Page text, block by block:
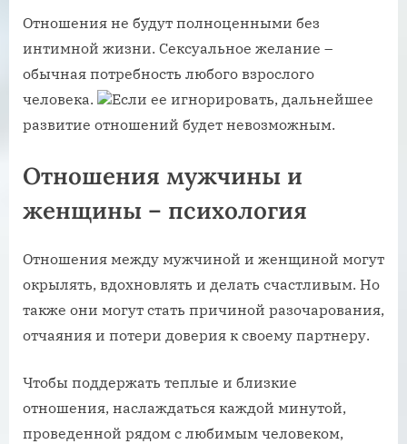
Отношения не будут полноценными без
интимной жизни. Сексуальное желание –
обычная потребность любого взрослого
человека.
Если ее игнорировать, дальнейшее
развитие отношений будет невозможным.
Отношения мужчины и
женщины – психология
Отношения между мужчиной и женщиной могут
окрылять, вдохновлять и делать счастливым. Но
также они могут стать причиной разочарования,
отчаяния и потери доверия к своему партнеру.
Чтобы поддержать теплые и близкие
отношения, наслаждаться каждой минутой,
проведенной рядом с любимым человеком,